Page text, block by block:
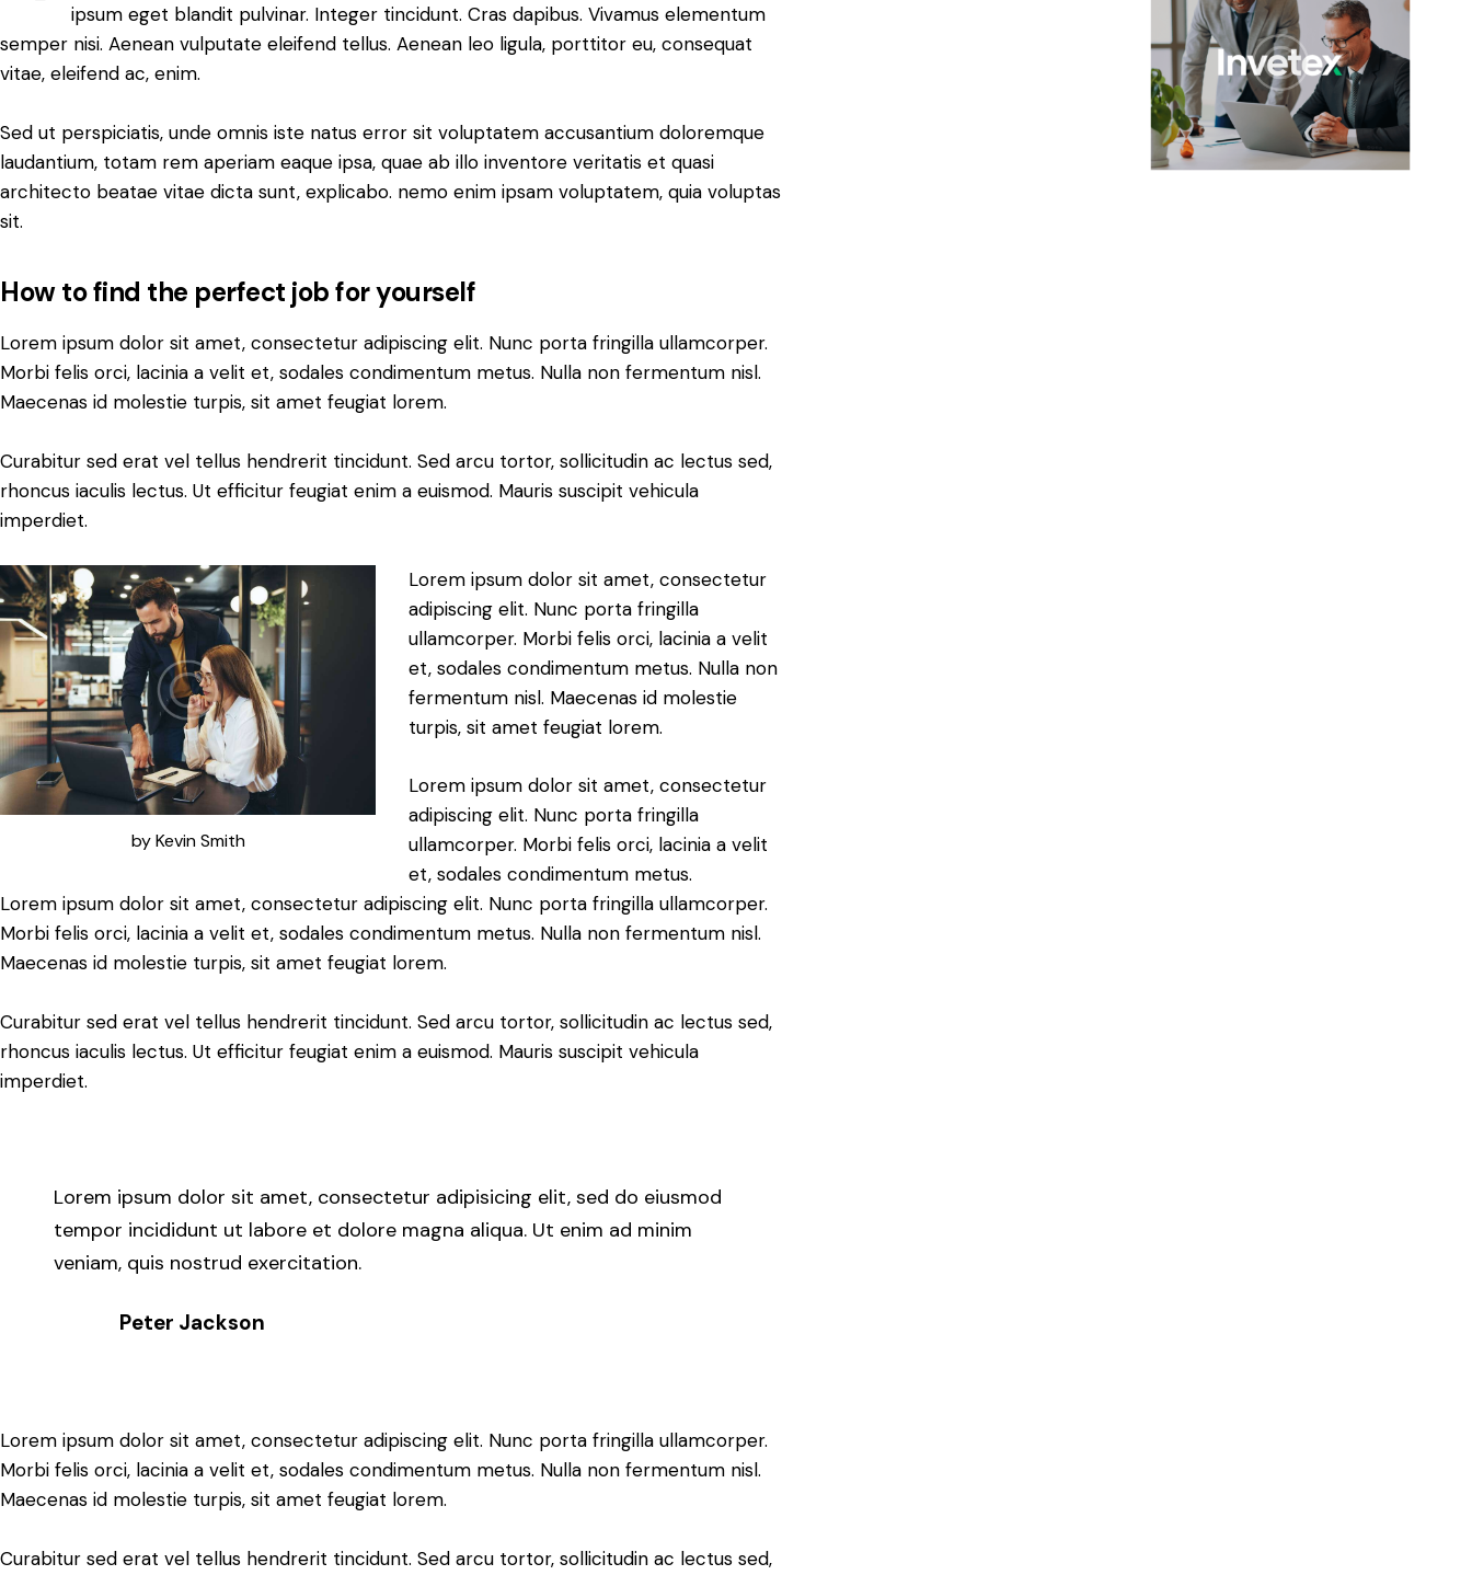
ipsum eget blandit pulvinar. Integer tincidunt. Cras dapibus. Vivamus elementum
semper nisi. Aenean vulputate eleifend tellus. Aenean leo ligula, porttitor eu, consequat
vitae, eleifend ac, enim.
Sed ut perspiciatis, unde omnis iste natus error sit voluptatem accusantium doloremque
laudantium, totam rem aperiam eaque ipsa, quae ab illo inventore veritatis et quasi
architecto beatae vitae dicta sunt, explicabo. nemo enim ipsam voluptatem, quia voluptas
sit.
How to find the perfect job for yourself
Lorem ipsum dolor sit amet, consectetur adipiscing elit. Nunc porta fringilla ullamcorper.
Morbi felis orci, lacinia a velit et, sodales condimentum metus. Nulla non fermentum nisl.
Maecenas id molestie turpis, sit amet feugiat lorem.
Curabitur sed erat vel tellus hendrerit tincidunt. Sed arcu tortor, sollicitudin ac lectus sed,
rhoncus iaculis lectus. Ut efficitur feugiat enim a euismod. Mauris suscipit vehicula
imperdiet.
byKevin Smith
Lorem ipsum dolor sit amet, consectetur
adipiscing elit. Nunc porta fringilla
ullamcorper. Morbi felis orci, lacinia a velit
et, sodales condimentum metus. Nulla non
fermentum nisl. Maecenas id molestie
turpis, sit amet feugiat lorem.
Lorem ipsum dolor sit amet, consectetur
adipiscing elit. Nunc porta fringilla
ullamcorper. Morbi felis orci, lacinia a velit
et, sodales condimentum metus.
Lorem ipsum dolor sit amet, consectetur adipiscing elit. Nunc porta fringilla ullamcorper.
Morbi felis orci, lacinia a velit et, sodales condimentum metus. Nulla non fermentum nisl.
Maecenas id molestie turpis, sit amet feugiat lorem.
Curabitur sed erat vel tellus hendrerit tincidunt. Sed arcu tortor, sollicitudin ac lectus sed,
rhoncus iaculis lectus. Ut efficitur feugiat enim a euismod. Mauris suscipit vehicula
imperdiet.
Lorem ipsum dolor sit amet, consectetur adipisicing elit, sed do eiusmod
tempor incididunt ut labore et dolore magna aliqua. Ut enim ad minim
veniam, quis nostrud exercitation.
Peter Jackson
Lorem ipsum dolor sit amet, consectetur adipiscing elit. Nunc porta fringilla ullamcorper.
Morbi felis orci, lacinia a velit et, sodales condimentum metus. Nulla non fermentum nisl.
Maecenas id molestie turpis, sit amet feugiat lorem.
Curabitur sed erat vel tellus hendrerit tincidunt. Sed arcu tortor, sollicitudin ac lectus sed,